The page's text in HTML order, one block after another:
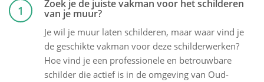
1 Zoek je de juiste vakman voor het schilderen
van je muur?
Je wil je muur laten schilderen, maar waar vind je
de geschikte vakman voor deze schilderwerken?
Hoe vind je een professionele en betrouwbare
schilder die actief is in de omgeving van Oud-